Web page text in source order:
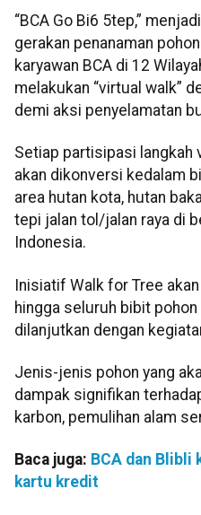
“BCA Go Bi6 5tep,”
gerakan penanaman
karyawan BCA di 12
melakukan “virtual walk”
demi aksi penyelamatan
Setiap partisipasi langkah
akan dikonversi kedalam
area hutan kota, hutan
tepi jalan tol/jalan raya di
Indonesia.
Inisiatif Walk for Tree
hingga seluruh bibit
dilanjutkan dengan
Jenis-jenis pohon yang
dampak signifikan
karbon, pemulihan alam
Baca juga: BCA dan Blibli
kartu kredit